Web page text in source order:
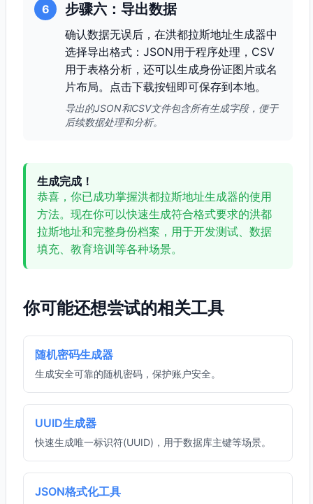
6 步骤六：导出数据
确认数据无误后，在洪都拉斯地址生成器中
选择导出格式：JSON用于程序处理，CSV
用于表格分析，还可以生成身份证图片或名
片布局。点击下载按钮即可保存到本地。
导出的JSON和CSV文件包含所有生成字段，便于
后续数据处理和分析。
生成完成！
恭喜，你已成功掌握洪都拉斯地址生成器的使用
方法。现在你可以快速生成符合格式要求的洪都
拉斯地址和完整身份档案，用于开发测试、数据
填充、教育培训等各种场景。
你可能还想尝试的相关工具
随机密码生成器
生成安全可靠的随机密码，保护账户安全。
UUID生成器
快速生成唯一标识符(UUID)，用于数据库主键等场景。
JSON格式化工具